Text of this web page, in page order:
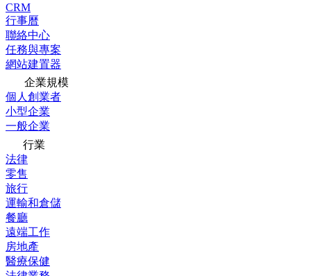
CRM
行事曆
聯絡中心
任務與專案
網站建置器
企業規模
個人創業者
小型企業
一般企業
行業
法律
零售
旅行
運輸和倉儲
餐廳
遠端工作
房地產
醫療保健